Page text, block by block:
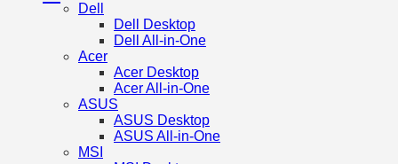
Dell
Dell Desktop
Dell All-in-One
Acer
Acer Desktop
Acer All-in-One
ASUS
ASUS Desktop
ASUS All-in-One
MSI